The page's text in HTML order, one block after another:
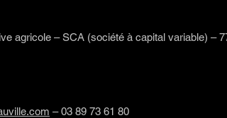
agricole – SCA (société à capital variable) –
– 03 89 73 61 80